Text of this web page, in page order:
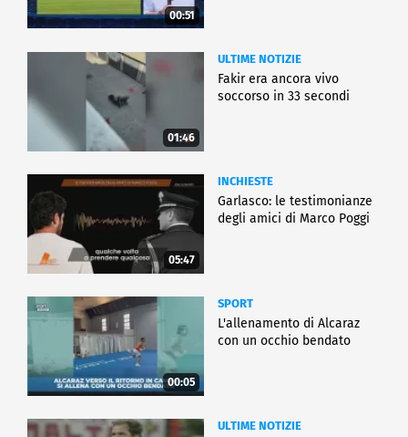
00:51
01:46
ULTIME NOTIZIE
Fakir era ancora vivo
soccorso in 33 secondi
05:47
INCHIESTE
Garlasco: le testimonianze
degli amici di Marco Poggi
00:05
SPORT
L'allenamento di Alcaraz
con un occhio bendato
ULTIME NOTIZIE